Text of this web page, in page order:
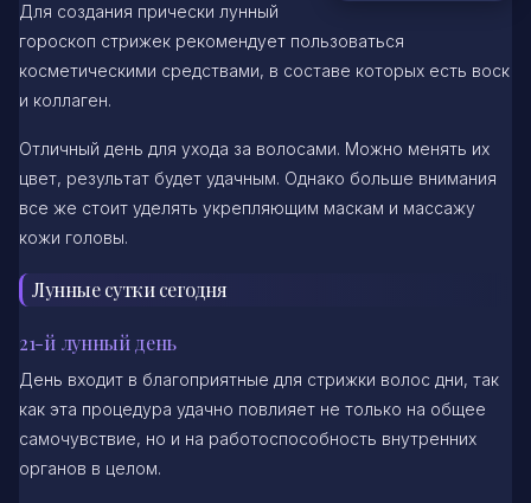
Для создания прически лунный
гороскоп стрижек рекомендует пользоваться
косметическими средствами, в составе которых есть воск
и коллаген.
Отличный день для ухода за волосами. Можно менять их
цвет, результат будет удачным. Однако больше внимания
все же стоит уделять укрепляющим маскам и массажу
кожи головы.
Лунные сутки сегодня
21-й лунный день
День входит в благоприятные для стрижки волос дни, так
как эта процедура удачно повлияет не только на общее
самочувствие, но и на работоспособность внутренних
органов в целом.